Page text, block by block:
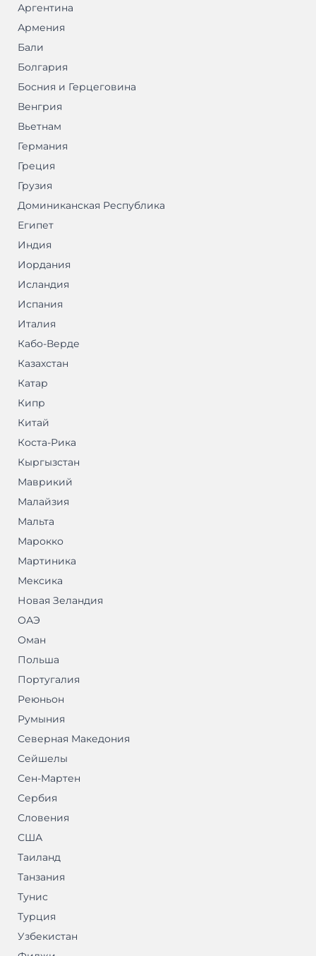
Аргентина
Армения
Бали
Болгария
Босния и Герцеговина
Венгрия
Вьетнам
Германия
Греция
Грузия
Доминиканская Республика
Египет
Индия
Иордания
Исландия
Испания
Италия
Кабо-Верде
Казахстан
Катар
Кипр
Китай
Коста-Рика
Кыргызстан
Маврикий
Малайзия
Мальта
Марокко
Мартиника
Мексика
Новая Зеландия
ОАЭ
Оман
Польша
Португалия
Реюньон
Румыния
Северная Македония
Сейшелы
Сен-Мартен
Сербия
Словения
США
Таиланд
Танзания
Тунис
Турция
Узбекистан